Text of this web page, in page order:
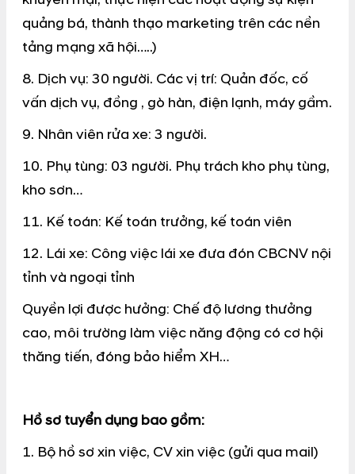
quảng bá, thành thạo marketing trên các nền
tảng mạng xã hội…..)
8. Dịch vụ: 30 người. Các vị trí: Quản đốc, cố
vấn dịch vụ, đồng , gò hàn, điện lạnh, máy gầm.
9. Nhân viên rửa xe: 3 người.
10. Phụ tùng: 03 người. Phụ trách kho phụ tùng,
kho sơn…
11. Kế toán: Kế toán trưởng, kế toán viên
12. Lái xe: Công việc lái xe đưa đón CBCNV nội
tỉnh và ngoại tỉnh
Quyền lợi được hưởng: Chế độ lương thưởng
cao, môi trường làm việc năng động có cơ hội
thăng tiến, đóng bảo hiểm XH…
Hồ sơ tuyển dụng bao gồm:
1. Bộ hồ sơ xin việc, CV xin việc (gửi qua mail)